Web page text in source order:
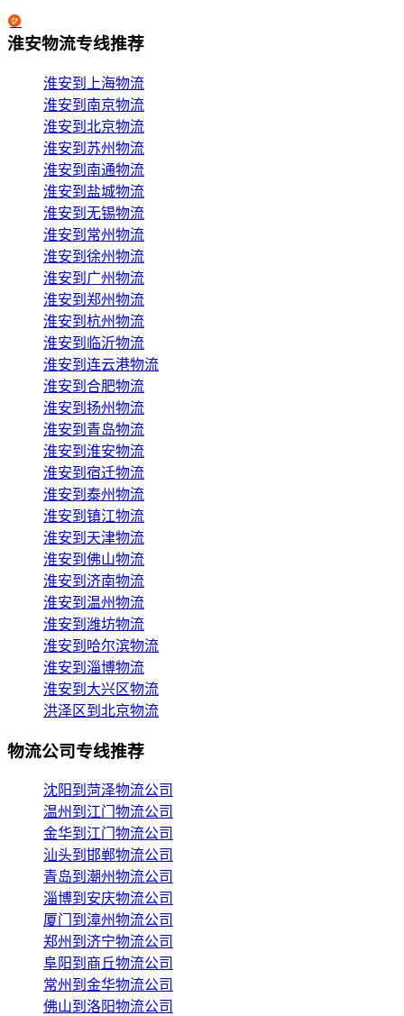
淮安物流专线推荐
淮安到上海物流
淮安到南京物流
淮安到北京物流
淮安到苏州物流
淮安到南通物流
淮安到盐城物流
淮安到无锡物流
淮安到常州物流
淮安到徐州物流
淮安到广州物流
淮安到郑州物流
淮安到杭州物流
淮安到临沂物流
淮安到连云港物流
淮安到合肥物流
淮安到扬州物流
淮安到青岛物流
淮安到淮安物流
淮安到宿迁物流
淮安到泰州物流
淮安到镇江物流
淮安到天津物流
淮安到佛山物流
淮安到济南物流
淮安到温州物流
淮安到潍坊物流
淮安到哈尔滨物流
淮安到淄博物流
淮安到大兴区物流
洪泽区到北京物流
物流公司专线推荐
沈阳到菏泽物流公司
温州到江门物流公司
金华到江门物流公司
汕头到邯郸物流公司
青岛到潮州物流公司
淄博到安庆物流公司
厦门到漳州物流公司
郑州到济宁物流公司
阜阳到商丘物流公司
常州到金华物流公司
佛山到洛阳物流公司